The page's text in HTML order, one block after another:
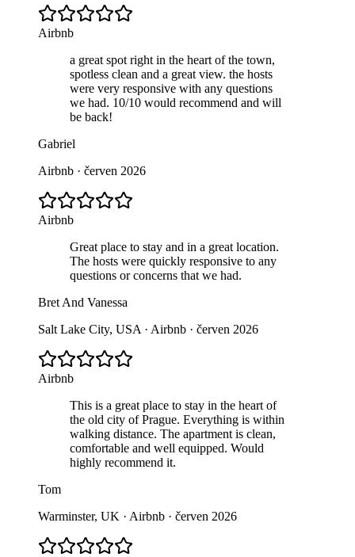
Airbnb
a great spot right in the heart of the town,
spotless clean and a great view. the hosts
were very responsive with any questions
we had. 10/10 would recommend and will
be back!
Gabriel
Airbnb · červen 2026
Airbnb
Great place to stay and in a great location.
The hosts were quickly responsive to any
questions or concerns that we had.
Bret And Vanessa
Salt Lake City, USA · Airbnb · červen 2026
Airbnb
This is a great place to stay in the heart of
the old city of Prague. Everything is within
walking distance. The apartment is clean,
comfortable and well equipped. Would
highly recommend it.
Tom
Warminster, UK · Airbnb · červen 2026